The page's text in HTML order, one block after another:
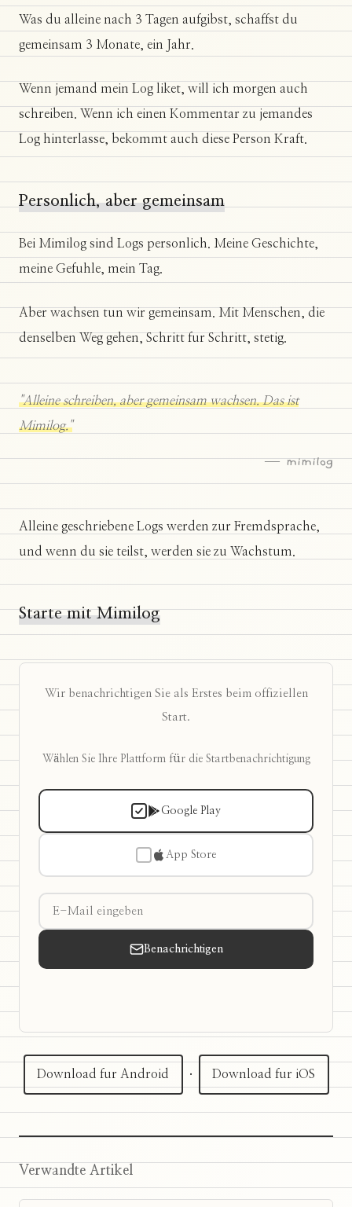
Was du alleine nach 3 Tagen aufgibst, schaffst du
gemeinsam 3 Monate, ein Jahr.
Wenn jemand mein Log liket, will ich morgen auch
schreiben. Wenn ich einen Kommentar zu jemandes
Log hinterlasse, bekommt auch diese Person Kraft.
Personlich, aber gemeinsam
Bei Mimilog sind Logs personlich. Meine Geschichte,
meine Gefuhle, mein Tag.
Aber wachsen tun wir gemeinsam. Mit Menschen, die
denselben Weg gehen, Schritt fur Schritt, stetig.
"Alleine schreiben, aber gemeinsam wachsen. Das ist
Mimilog."
— mimilog
Alleine geschriebene Logs werden zur Fremdsprache,
und wenn du sie teilst, werden sie zu Wachstum.
Starte mit Mimilog
Wir benachrichtigen Sie als Erstes beim offiziellen
Start.
Wählen Sie Ihre Plattform für die Startbenachrichtigung
Google Play
App Store
Benachrichtigen
Download fur Android · Download fur iOS
Verwandte Artikel